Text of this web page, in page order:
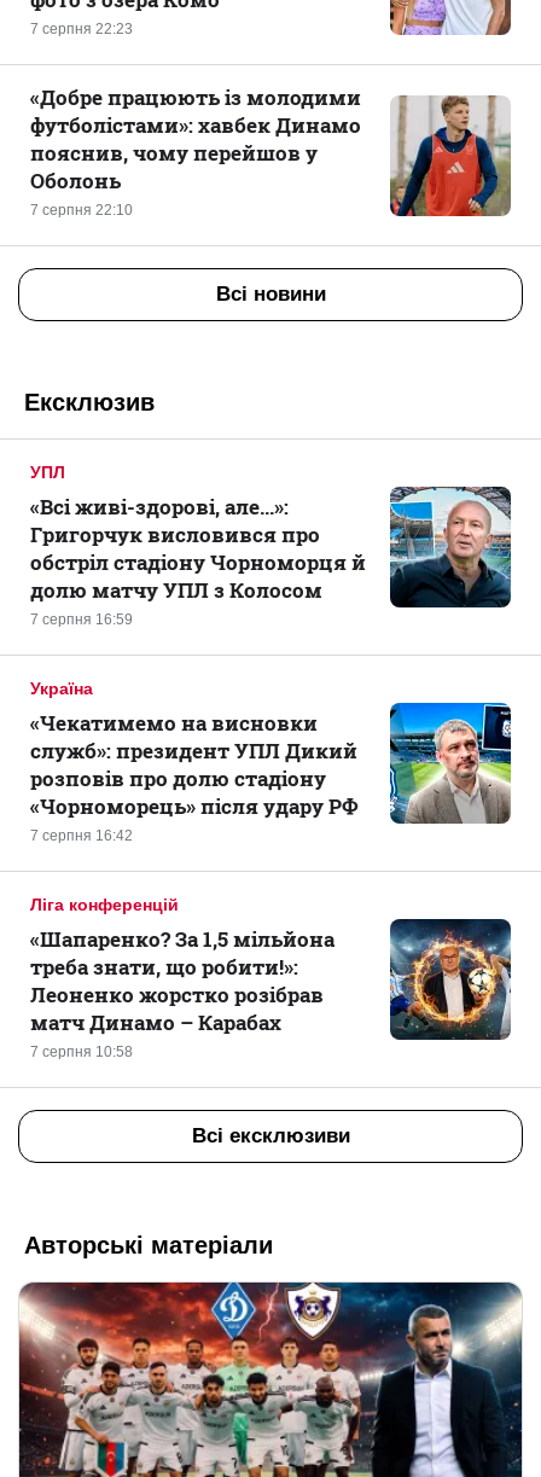
7 серпня 22:23
7 серпня 22:10
«Добре працюють із молодими
футболістами»: хавбек Динамо
пояснив, чому перейшов у
Оболонь
Всі новини
Ексклюзив
УПЛ
7 серпня 16:59
«Всі живі-здорові, але...»:
Григорчук висловився про
обстріл стадіону Чорноморця й
долю матчу УПЛ з Колосом
Україна
7 серпня 16:42
«Чекатимемо на висновки
служб»: президент УПЛ Дикий
розповів про долю стадіону
«Чорноморець» після удару РФ
Ліга конференцій
7 серпня 10:58
«Шапаренко? За 1,5 мільйона
треба знати, що робити!»:
Леоненко жорстко розібрав
матч Динамо – Карабах
Всі ексклюзиви
Авторські матеріали